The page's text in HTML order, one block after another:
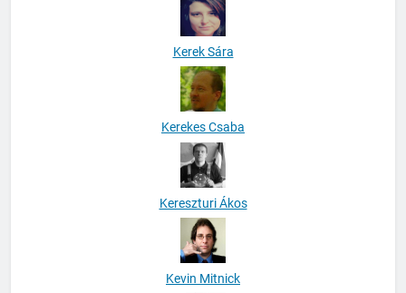
Kerek Sára
Kerekes Csaba
Kereszturi Ákos
Kevin Mitnick